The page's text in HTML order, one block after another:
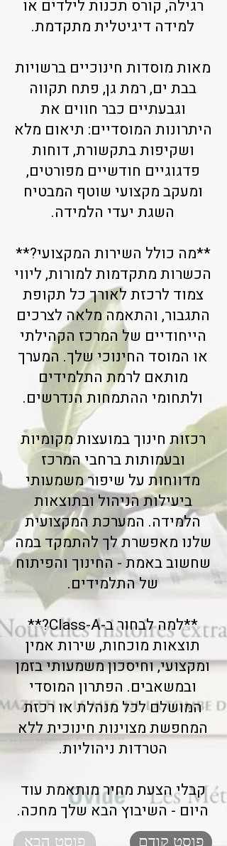
רגילה, קורס תכנות לילדים או
למידה דיגיטלית מתקדמת.
מאות מוסדות חינוכיים ברשויות
בבת ים, רמת גן, פתח תקווה
וגבעתיים כבר חווים את
היתרונות המוסדיים: תיאום מלא
ושקיפות בתקשורת, דוחות
פדגוגיים חודשיים מפורטים,
ומעקב מקצועי שוטף המבטיח
השגת יעדי הלמידה.
**מה כולל השירות המקצועי?**
הכשרות מתקדמות למורות, ליווי
צמוד לרכזת לאורך כל תקופת
התגבור, והתאמה מלאה לצרכים
הייחודיים של המרכז הקהילתי
או המוסד החינוכי שלך. המערך
מותאם לרמת התלמידים
ולתחומי ההתמחות הנדרשים.
רכזות חינוך במועצות מקומיות
ובעמותות ברחבי המרכז
מדווחות על שיפור משמעותי
ביעילות הניהול ובתוצאות
הלמידה. המערכת המקצועית
שלנו מאפשרת לך להתמקד במה
שחשוב באמת - החינוך והפיתוח
של התלמידים.
**למה לבחור ב-Class-A?**
תוצאות מוכחות, שירות אמין
ומקצועי, וחיסכון משמעותי בזמן
ובמשאבים. הפתרון המוסדי
המושלם לכל מנהלת או רכזת
המחפשת מצוינות חינוכית ללא
הטרדות ניהוליות.
קבלי הצעת מחיר מותאמת עוד
היום - השיבוץ הבא שלך מחכה.
פוסט הבא פוסט קודם